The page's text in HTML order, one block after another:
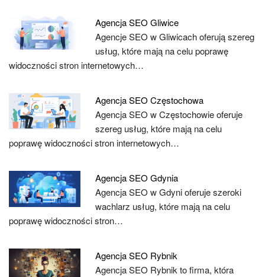
Agencja SEO Gliwice
Agencje SEO w Gliwicach oferują szereg
usług, które mają na celu poprawę
widoczności stron internetowych…
Agencja SEO Częstochowa
Agencja SEO w Częstochowie oferuje
szereg usług, które mają na celu
poprawę widoczności stron internetowych…
Agencja SEO Gdynia
Agencja SEO w Gdyni oferuje szeroki
wachlarz usług, które mają na celu
poprawę widoczności stron…
Agencja SEO Rybnik
Agencja SEO Rybnik to firma, która